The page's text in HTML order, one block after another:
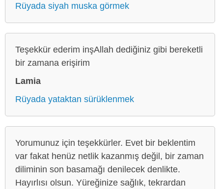
Rüyada siyah muska görmek
Teşekkür ederim inşAllah dediğiniz gibi bereketli
bir zamana erişirim
Lamia
Rüyada yataktan sürüklenmek
Yorumunuz için teşekkürler. Evet bir beklentim
var fakat henüz netlik kazanmış değil, bir zaman
diliminin son basamağı denilecek denlikte.
Hayırlısı olsun. Yüreğinize sağlık, tekrardan